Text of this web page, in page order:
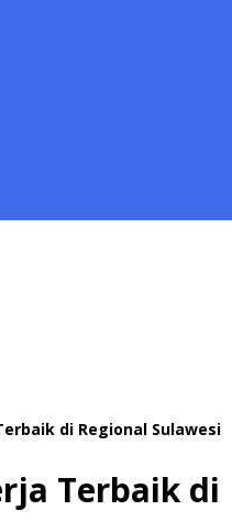
di Regional Sulawesi
Terbaik di